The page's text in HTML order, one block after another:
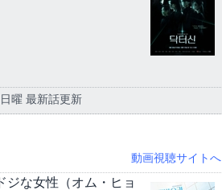
曜 最新話更新
動画視聴サイトへ
ジな女性（オム・ヒョ